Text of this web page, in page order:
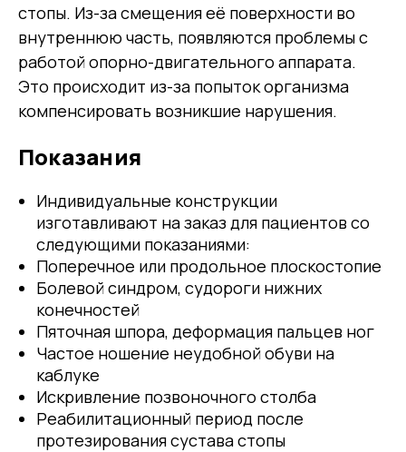
стопы. Из-за смещения её поверхности во
внутреннюю часть, появляются проблемы с
работой опорно-двигательного аппарата.
Это происходит из-за попыток организма
компенсировать возникшие нарушения.
Показания
Индивидуальные конструкции
изготавливают на заказ для пациентов со
следующими показаниями:
Поперечное или продольное плоскостопие
Болевой синдром, судороги нижних
конечностей
Пяточная шпора, деформация пальцев ног
Частое ношение неудобной обуви на
каблуке
Искривление позвоночного столба
Реабилитационный период после
протезирования сустава стопы